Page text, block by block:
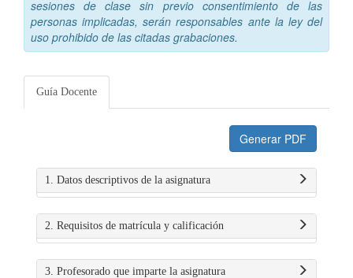
sesiones de clase sin previo consentimiento de las
personas implicadas, serán responsables ante la ley del
uso prohibido de las citadas grabaciones.
Guía Docente
Generar PDF
1. Datos descriptivos de la asignatura
2. Requisitos de matrícula y calificación
3. Profesorado que imparte la asignatura